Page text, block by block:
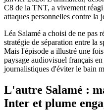
C8 de la TNT, a vivement
attaques personnelles contre la
Léa Salamé a choisi de ne pas
stratégie de séparation entre la
Mais l'épisode a illustré une
paysage audiovisuel français
journalistiques d'éviter le bain
L'autre Salamé :
Inter et plume